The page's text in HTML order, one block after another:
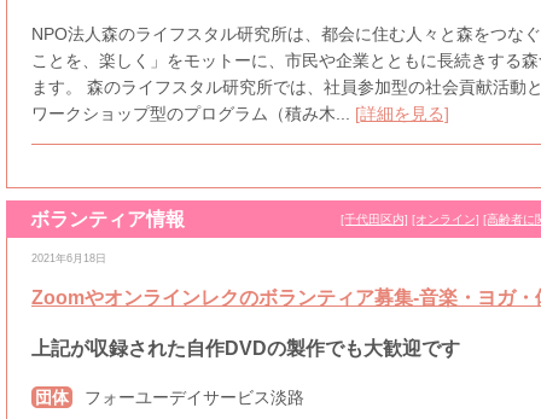
NPO法人森のライフスタル研究所は、都会に住む人々と森をつな
ことを、楽しく」をモットーに、市民や企業とともに長続きする
ます。 森のライフスタル研究所では、社員参加型の社会貢献活動
ワークショップ型のプログラム（積み木... [詳細を見る]
ボランティア情報 [千代田区内] [オンライン] [高齢者に
2021年6月18日
Zoomやオンラインレクのボランティア募集-音楽・ヨガ
上記が収録された自作DVDの製作でも大歓迎です
団体
フォーユーデイサービス淡路